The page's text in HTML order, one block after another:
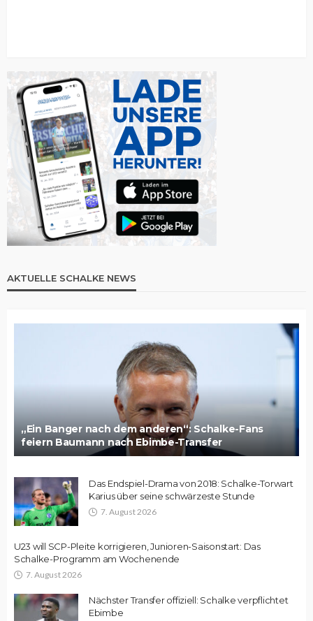
AKTUELLE SCHALKE NEWS
„Ein Banger nach dem anderen“: Schalke-Fans
feiern Baumann nach Ebimbe-Transfer
Das Endspiel-Drama von 2018: Schalke-Torwart
Karius über seine schwärzeste Stunde
7. August 2026
U23 will SCP-Pleite korrigieren, Junioren-Saisonstart: Das
Schalke-Programm am Wochenende
7. August 2026
Nächster Transfer offiziell: Schalke verpflichtet
Ebimbe